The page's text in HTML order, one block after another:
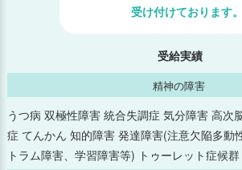
2025年5月
2025年4月
受け付けております。
受給実績
精神の障害
うつ病 双極性障害 統合失調症 気分障害 高次
症 てんかん 知的障害 発達障害(注意欠陥多動
トラム障害、学習障害等) トゥーレット症候群